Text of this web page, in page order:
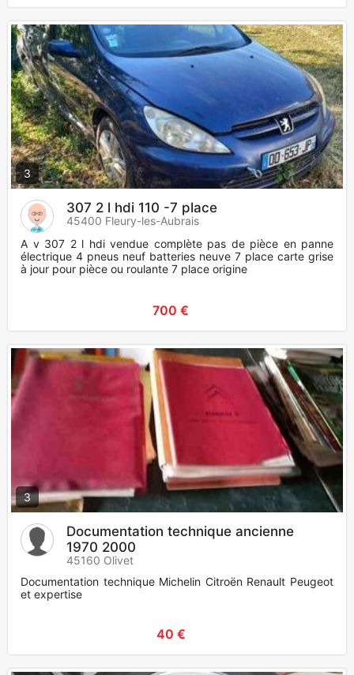
3
307 2 l hdi 110 -7 place
45400 Fleury-les-Aubrais
A v 307 2 l hdi vendue complète pas de pièce en panne
électrique 4 pneus neuf batteries neuve 7 place carte grise
à jour pour pièce ou roulante 7 place origine
700 €
3
Documentation technique ancienne
1970 2000
45160 Olivet
Documentation technique Michelin Citroën Renault Peugeot
et expertise
40 €